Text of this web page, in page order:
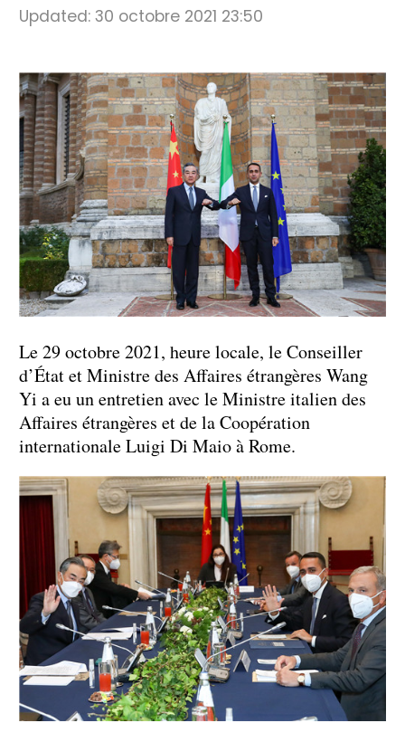
Updated: 30 octobre 2021 23:50
Le 29 octobre 2021, heure locale, le Conseiller
d’État et Ministre des Affaires étrangères Wang
Yi a eu un entretien avec le Ministre italien des
Affaires étrangères et de la Coopération
internationale Luigi Di Maio à Rome.